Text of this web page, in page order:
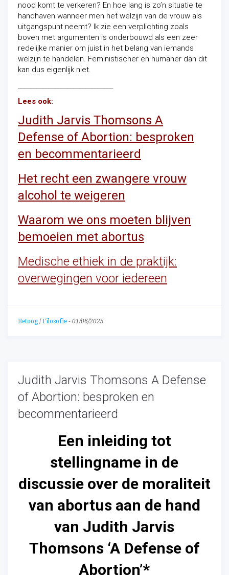
nood komt te verkeren? En hoe lang is zo’n situatie te
handhaven wanneer men het welzijn van de vrouw als
uitgangspunt neemt? Ik zie een verplichting zoals
boven met argumenten is onderbouwd als een zeer
redelijke manier om juist in het belang van iemands
welzijn te handelen. Feministischer en humaner dan dit
kan dus eigenlijk niet.
Lees ook:
Judith Jarvis Thomsons A
Defense of Abortion: besproken
en becommentarieerd
Het recht een zwangere vrouw
alcohol te weigeren
Waarom we ons moeten blijven
bemoeien met abortus
Medische ethiek in de praktijk:
overwegingen voor iedereen
Betoog/ Filosofie - 01/06/2025
Judith Jarvis Thomsons A Defense
of Abortion: besproken en
becommentarieerd
Een inleiding tot
stellingname in de
discussie over de moraliteit
van abortus aan de hand
van Judith Jarvis
Thomsons ‘A Defense of
Abortion’*